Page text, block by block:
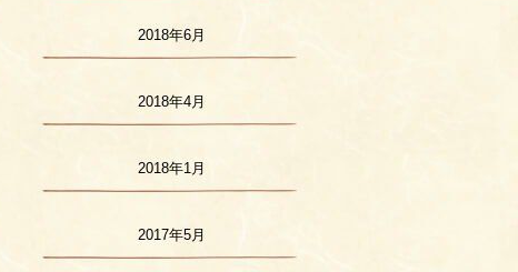
2018年6月
2018年4月
2018年1月
2017年5月